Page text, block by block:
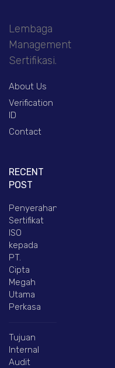
Lembaga
Management
Sertifikasi.
About Us
Verification
ID
Contact
RECENT
POST
Penyerahan
Sertifikat
ISO
kepada
PT.
Cipta
Megah
Utama
Perkasa
Tujuan
Internal
Audit